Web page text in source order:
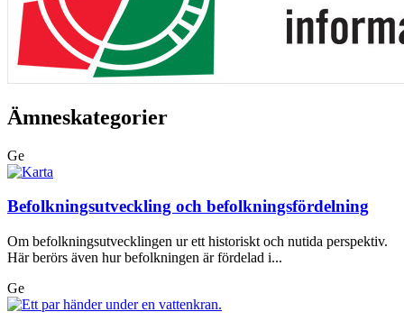
Ämneskategorier
Ge
Befolkningsutveckling och befolkningsfördelning
Om befolkningsutvecklingen ur ett historiskt och nutida perspektiv.
Här berörs även hur befolkningen är fördelad i...
Ge